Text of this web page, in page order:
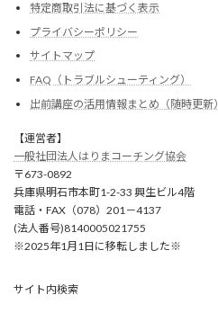
特定商取引法に基づく表示
プライバシーポリシー
サイトマップ
FAQ（トラブルシューティング）
出前講座の活用情報まとめ（随時更新）
【運営者】
一般社団法人はりまコーチング協会
〒673-0892
兵庫県明石市本町1-2-33 興生ビル4階
電話・FAX（078）201－4137
(法人番号)8140005021755
※2025年1月1日に移転しました※
サイト内検索